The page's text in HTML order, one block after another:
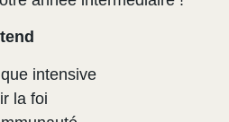
intensive
la foi